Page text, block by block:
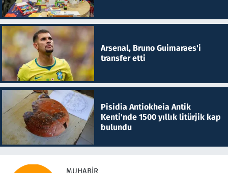
Arsenal, Bruno Guimaraes'i
transfer etti
Pisidia Antiokheia Antik
Kenti'nde 1500 yıllık litürjik kap
bulundu
MUHABIR